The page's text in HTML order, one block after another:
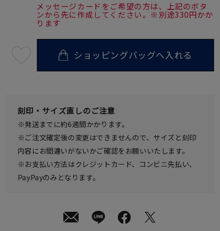
メッセージカードをご希望の方は、上記のボタ
ンから先に作成してください。※別途330円かか
ります
08
送
¥66,000 (tax
in)
ショッピングバッグへ入れる
刻印・サイズ直しのご注意
※発送までに約6週間かかります。
※ご注文確定後の変更はできませんので、サイズと刻印
内容にお間違いがないかご確認をお願いいたします。
※お支払い方法はクレジットカード、コンビニ先払い、
PayPayのみとなります。